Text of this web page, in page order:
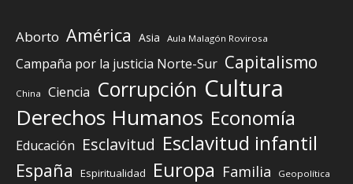
Aborto América Asia Aula Malagón Rovirosa
Campaña por la justicia Norte-Sur Capitalismo
China Ciencia Corrupción Cultura
Derechos Humanos Economía
Educación Esclavitud Esclavitud infantil
España Espiritualidad Europa Familia Geopolítica